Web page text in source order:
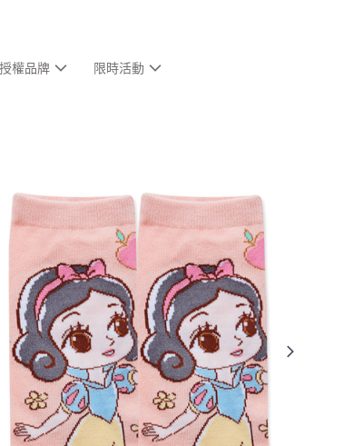
權品牌 限時活動